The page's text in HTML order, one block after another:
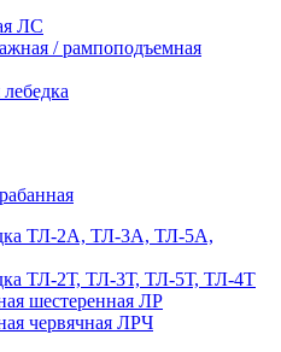
ЛС
/ рампоподъемная
ТЛ-2А, ТЛ-3А, ТЛ-5А,
ТЛ-2Т, ТЛ-3Т, ТЛ-5Т, ТЛ-4Т
шестеренная ЛР
червячная ЛРЧ